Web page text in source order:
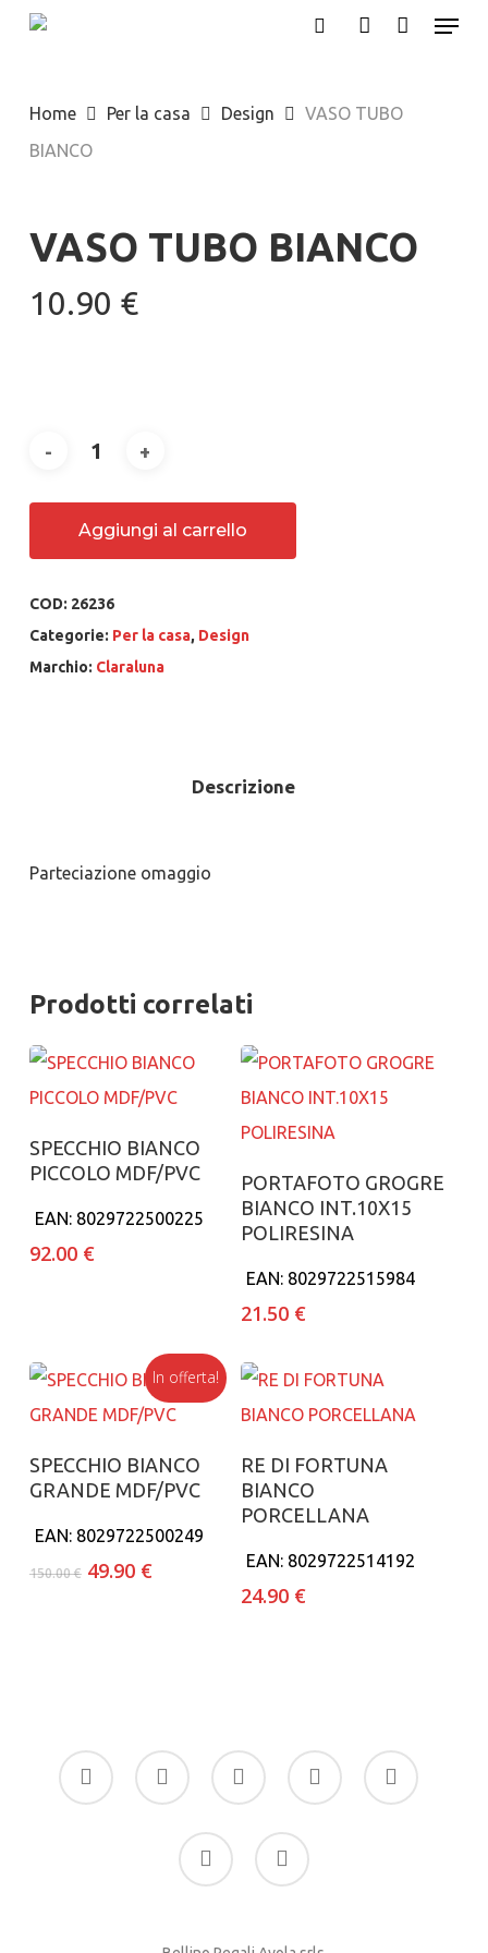
Skip
content
Menu
Home Per la casa Design
VASO TUBO
BIANCO
VASO TUBO BIANCO
10.90 €
Aggiungi al carrello
COD: 26236
Categorie: Per la casa, Design
Marchio: Claraluna
Descrizione
Parteciazione omaggio
Prodotti correlati
Aggiungi al carrello
SPECCHIO BIANCO
PICCOLO MDF/PVC
EAN: 8029722500225
92.00 €
Aggiungi al carrello
PORTAFOTO GROGRE
BIANCO INT.10X15
POLIRESINA
EAN: 8029722515984
21.50 €
In offerta!
Aggiungi al carrello
SPECCHIO BIANCO
GRANDE MDF/PVC
EAN: 8029722500249
150.00€ Il
49.90 €Il
Aggiungi al carrello
RE DI FORTUNA
BIANCO
PORCELLANA
EAN: 8029722514192
24.90 €
facebook
google-
plus
instagram whatsapp tiktok
phone email